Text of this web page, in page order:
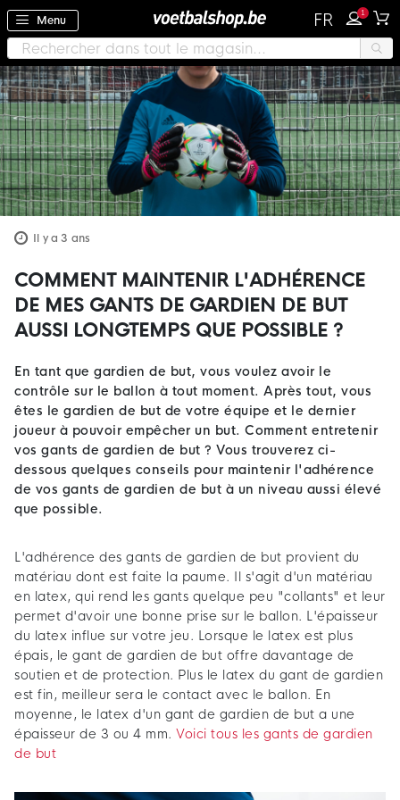
Menu FR 1
Il y a 3 ans
COMMENT MAINTENIR L'ADHÉRENCE
DE MES GANTS DE GARDIEN DE BUT
AUSSI LONGTEMPS QUE POSSIBLE ?
En tant que gardien de but, vous voulez avoir le
contrôle sur le ballon à tout moment. Après tout, vous
êtes le gardien de but de votre équipe et le dernier
joueur à pouvoir empêcher un but. Comment entretenir
vos gants de gardien de but ? Vous trouverez ci-
dessous quelques conseils pour maintenir l'adhérence
de vos gants de gardien de but à un niveau aussi élevé
que possible.
L'adhérence des gants de gardien de but provient du
matériau dont est faite la paume. Il s'agit d'un matériau
en latex, qui rend les gants quelque peu "collants" et leur
permet d'avoir une bonne prise sur le ballon. L'épaisseur
du latex influe sur votre jeu. Lorsque le latex est plus
épais, le gant de gardien de but offre davantage de
soutien et de protection. Plus le latex du gant de gardien
est fin, meilleur sera le contact avec le ballon. En
moyenne, le latex d'un gant de gardien de but a une
épaisseur de 3 ou 4 mm. Voici tous les gants de gardien
de but